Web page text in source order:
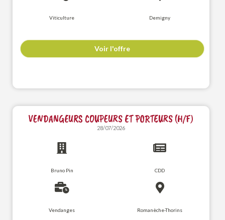
Viticulture Demigny
Voir l'offre
VENDANGEURS COUPEURS ET PORTEURS (H/F)
28/07/2026
Bruno Pin CDD
Vendanges Romanèche-Thorins